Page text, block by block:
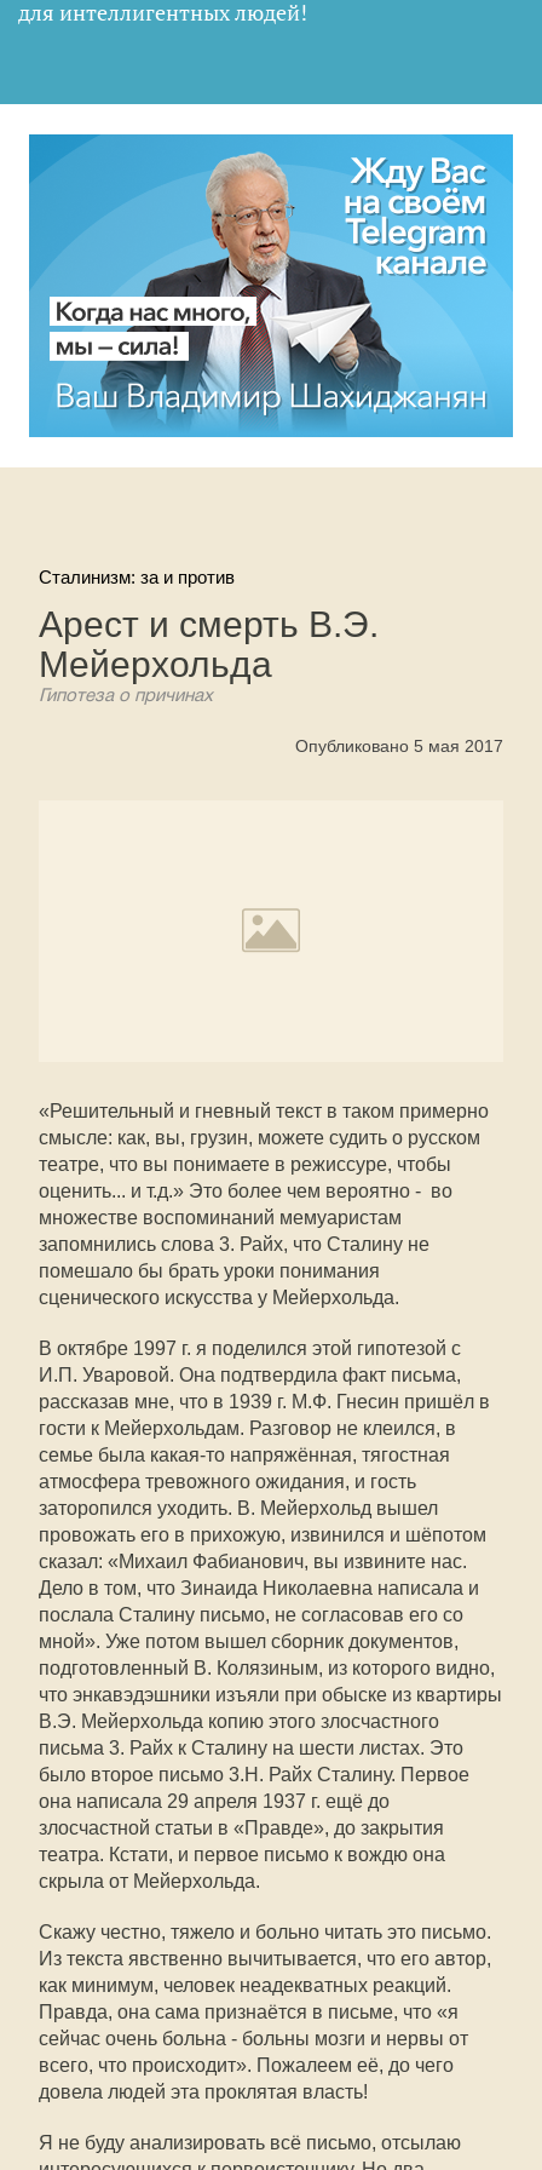
для интеллигентных людей!
Сталинизм: за и против
Арест и смерть В.Э.
Мейерхольда
Гипотеза о причинах
Опубликовано 5 мая 2017
«Решительный и гневный текст в таком примерно
смысле: как, вы, грузин, можете судить о русском
театре, что вы понимаете в режиссуре, чтобы
оценить... и т.д.» Это более чем вероятно - во
множестве воспоминаний мемуаристам
запомнились слова 3. Райх, что Сталину не
помешало бы брать уроки понимания
сценического искусства у Мейерхольда.
В октябре 1997 г. я поделился этой гипотезой с
И.П. Уваровой. Она подтвердила факт письма,
рассказав мне, что в 1939 г. М.Ф. Гнесин пришёл в
гости к Мейерхольдам. Разговор не клеился, в
семье была какая-то напряжённая, тягостная
атмосфера тревожного ожидания, и гость
заторопился уходить. В. Мейерхольд вышел
провожать его в прихожую, извинился и шёпотом
сказал: «Михаил Фабианович, вы извините нас.
Дело в том, что Зинаида Николаевна написала и
послала Сталину письмо, не согласовав его со
мной». Уже потом вышел сборник документов,
подготовленный В. Колязиным, из которого видно,
что энкавэдэшники изъяли при обыске из квартиры
В.Э. Мейерхольда копию этого злосчастного
письма 3. Райх к Сталину на шести листах. Это
было второе письмо 3.Н. Райх Сталину. Первое
она написала 29 апреля 1937 г. ещё до
злосчастной статьи в «Правде», до закрытия
театра. Кстати, и первое письмо к вождю она
скрыла от Мейерхольда.
Скажу честно, тяжело и больно читать это письмо.
Из текста явственно вычитывается, что его автор,
как минимум, человек неадекватных реакций.
Правда, она сама признаётся в письме, что «я
сейчас очень больна - больны мозги и нервы от
всего, что происходит». Пожалеем её, до чего
довела людей эта проклятая власть!
Я не буду анализировать всё письмо, отсылаю